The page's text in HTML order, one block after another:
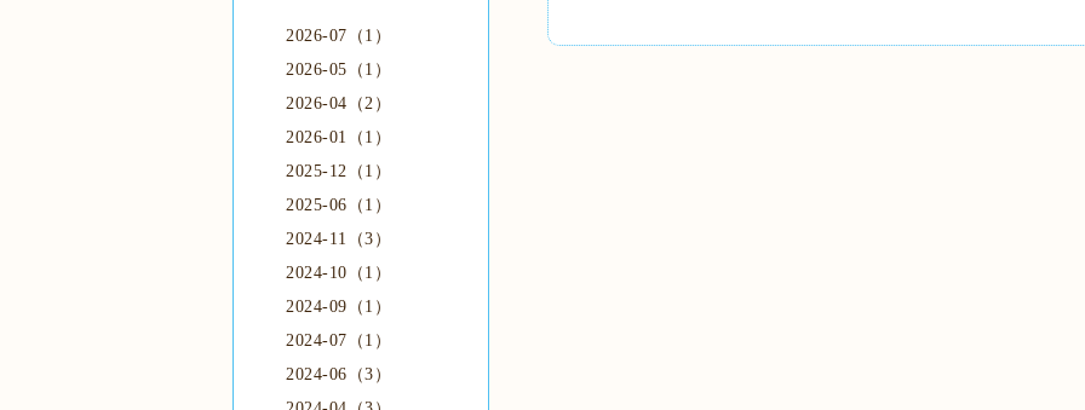
2026-07（1）
2026-05（1）
2026-04（2）
2026-01（1）
2025-12（1）
2025-06（1）
2024-11（3）
2024-10（1）
2024-09（1）
2024-07（1）
2024-06（3）